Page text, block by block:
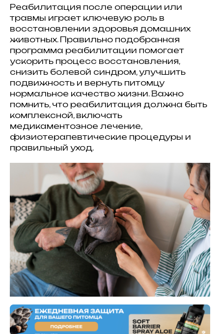
Реабилитация после операции или
травмы играет ключевую роль в
восстановлении здоровья домашних
животных. Правильно подобранная
программа реабилитации помогает
ускорить процесс восстановления,
снизить болевой синдром, улучшить
подвижность и вернуть питомцу
нормальное качество жизни. Важно
помнить, что реабилитация должна быть
комплексной, включать
медикаментозное лечение,
физиотерапевтические процедуры и
правильный уход.